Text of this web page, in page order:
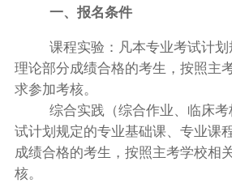
一、报名条件
课程实验：凡本专业考试计
理论部分成绩合格的考生，按照主
求参加考核。
综合实践（综合作业、临床
试计划规定的专业基础课、专业课
成绩合格的考生，按照主考学校相
核。